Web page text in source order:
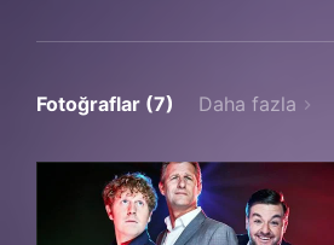
Fotoğraflar (7) Daha fazla